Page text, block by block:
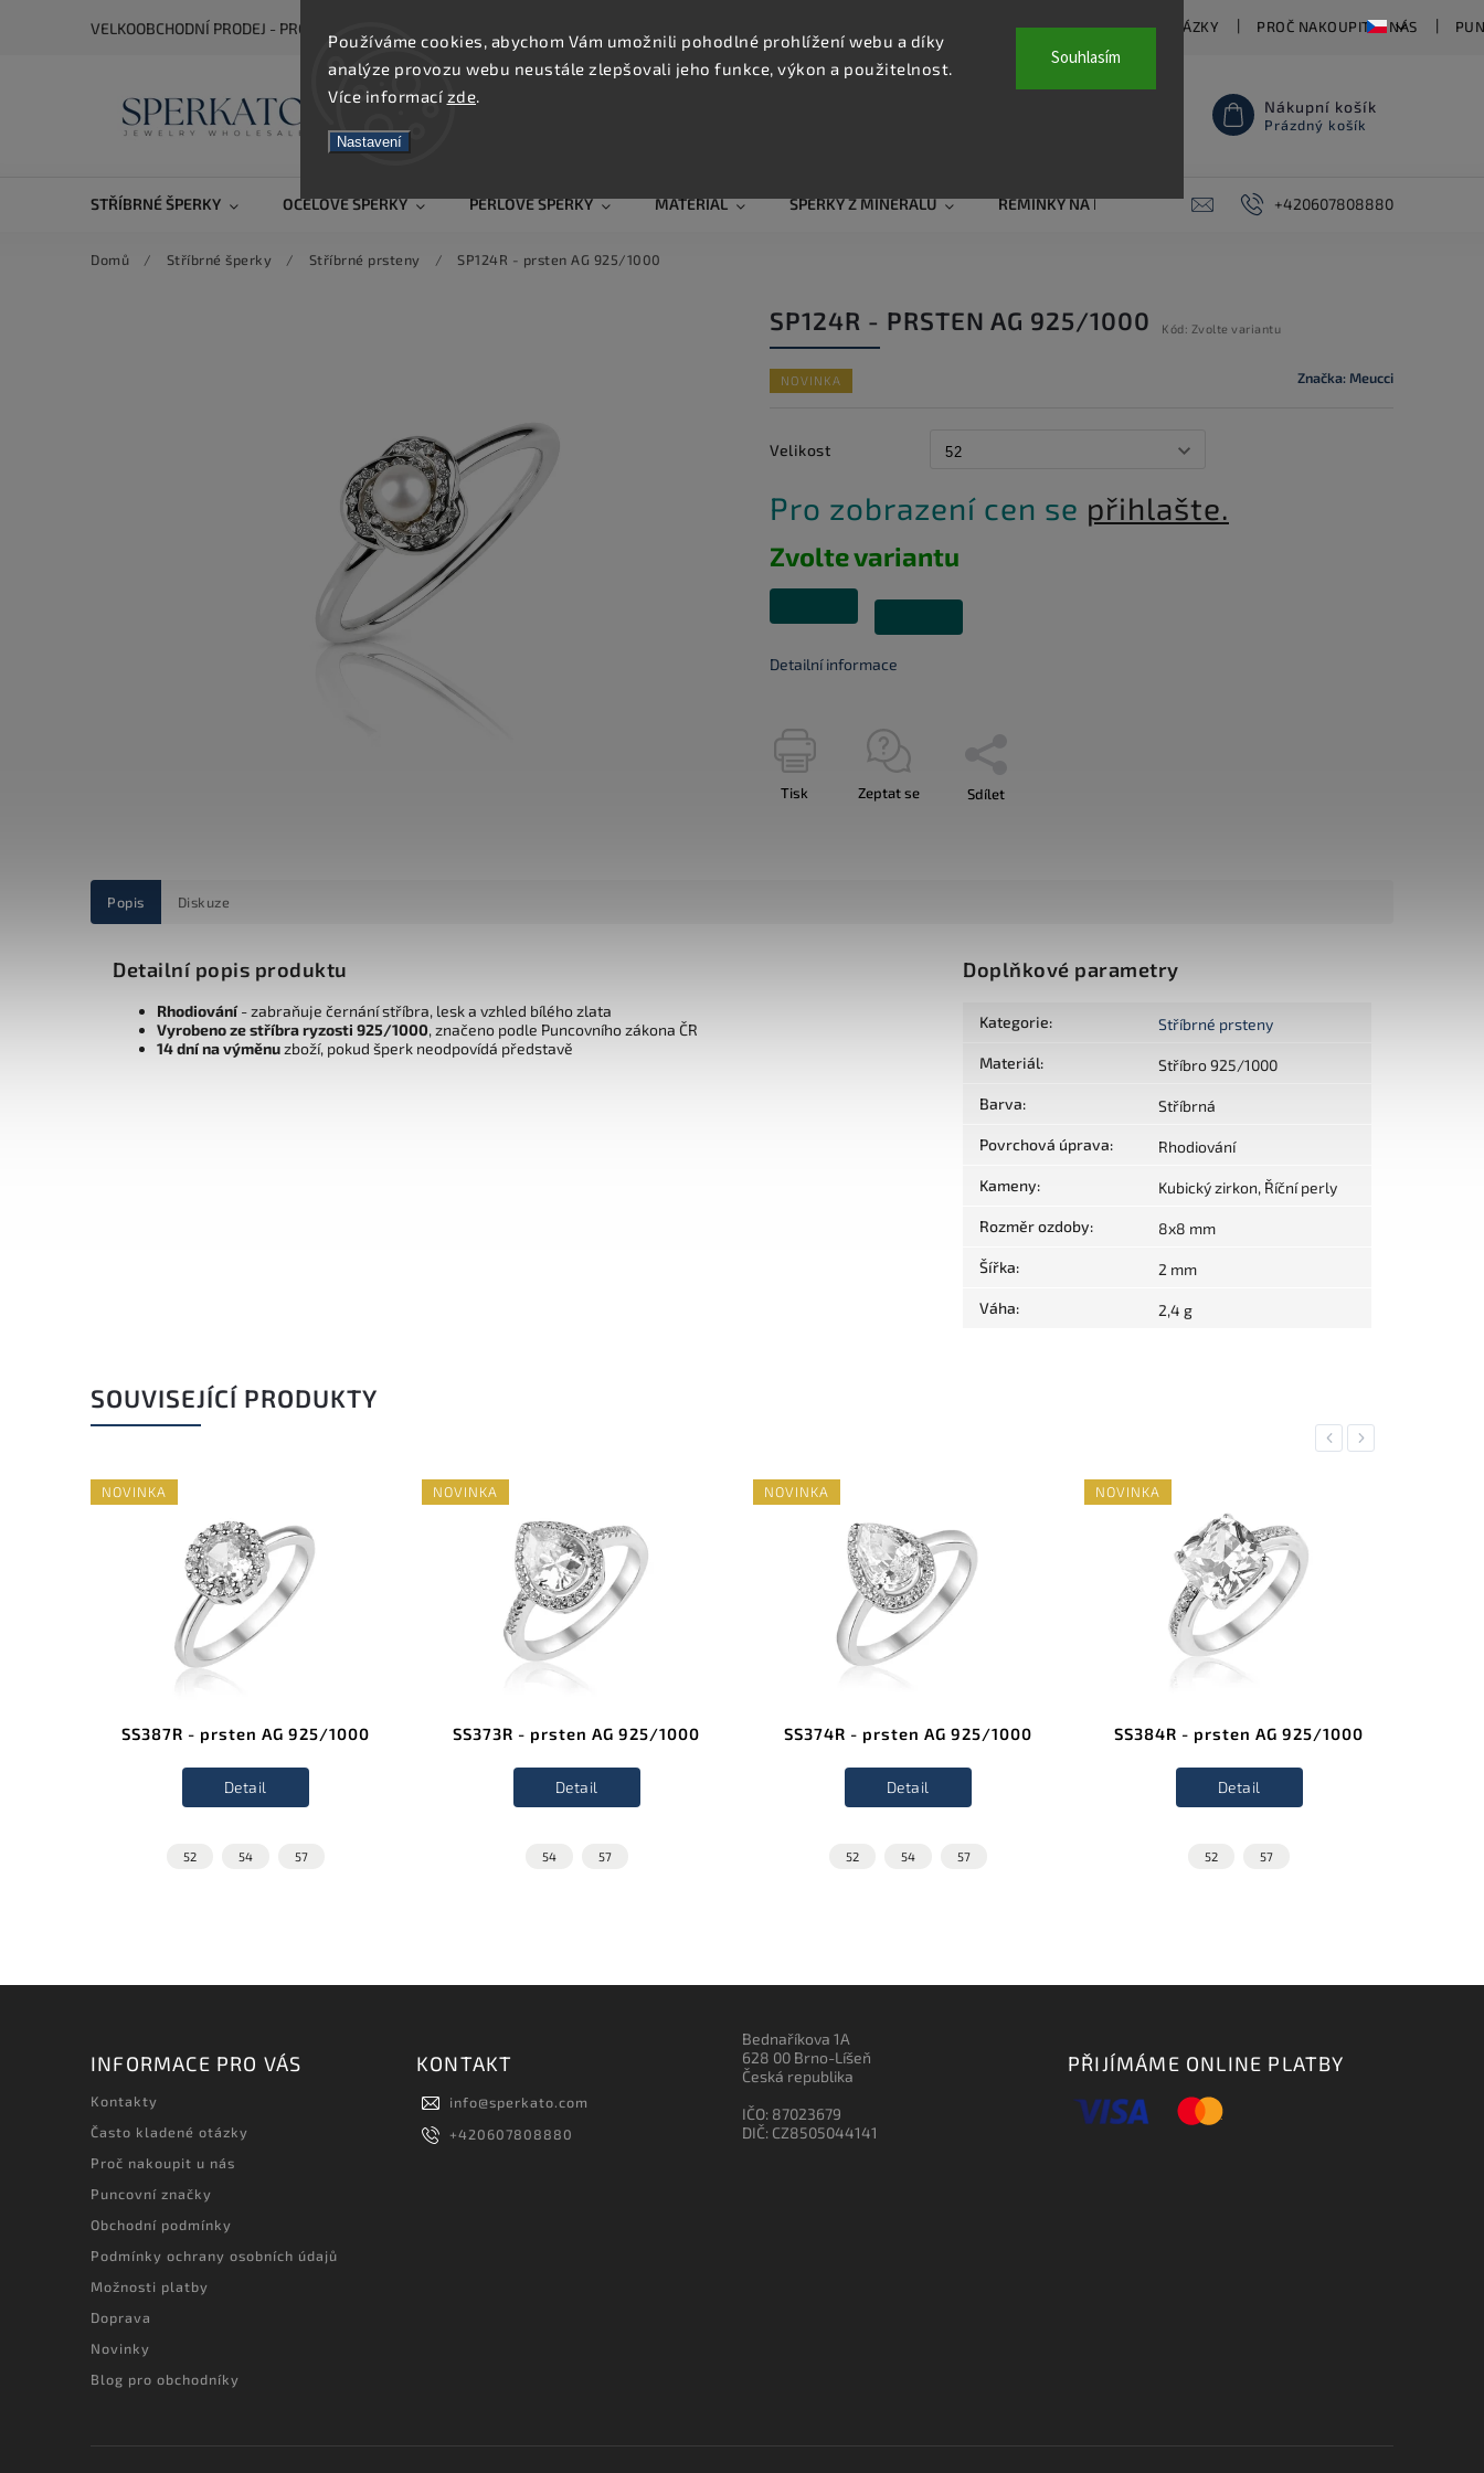
Používáme cookies, abychom Vám umožnili pohodlné prohlížení webu a díky
analýze provozu webu neustále zlepšovali jeho funkce, výkon a použitelnost.
Více informací zde.
Nastavení
Souhlasím
VELKOOBCHODNÍ PRODEJ - PRO ZOBRAZENÍ CEN SE REGISTRUJTE ČASTO KLADENÉ OTÁZKY PROČ NAKOUPIT U NÁS
Nákupní košík
Prázdný košík
STŘÍBRNÉ ŠPERKY OCELOVÉ ŠPERKY PERLOVÉ ŠPERKY MATERIÁL ŠPERKY Z MINERÁLŮ ŘEMÍNKY NA HODINKY AKCE PIERCING
+420607808880
Domů / Stříbrné šperky / Stříbrné prsteny / SP124R - prsten AG 925/1000
SP124R - PRSTEN AG 925/1000 Kód: Zvolte variantu
NOVINKA Značka: Meucci
Velikost
Pro zobrazení cen se přihlašte.
Zvolte variantu
Detailní informace
Tisk Zeptat se Sdílet
Popis Diskuze
Detailní popis produktu
Rhodiování- zabraňuje černání stříbra, lesk a vzhled bílého zlata
Vyrobeno ze stříbra ryzosti 925/1000, značeno podle Puncovního zákona ČR
14 dní na výměnuzboží, pokud šperk neodpovídá představě
Doplňkové parametry
Kategorie: Stříbrné prsteny
Materiál: Stříbro 925/1000
Barva: Stříbrná
Povrchová úprava: Rhodiování
Kameny: Kubický zirkon, Říční perly
Rozměr ozdoby: 8x8 mm
Šířka: 2 mm
Váha: 2,4 g
SOUVISEJÍCÍ PRODUKTY
Previous
NOVINKA
SS387R - prsten AG 925/1000
Detail
52 54 57
NOVINKA
SS373R - prsten AG 925/1000
Detail
54 57
NOVINKA
SS374R - prsten AG 925/1000
Detail
52 54 57
NOVINKA
SS384R - prsten AG 925/1000
Detail
52 57
Next
INFORMACE PRO VÁS
Kontakty
Často kladené otázky
Proč nakoupit u nás
Puncovní značky
Obchodní podmínky
Podmínky ochrany osobních údajů
Možnosti platby
Doprava
Novinky
Blog pro obchodníky
KONTAKT
info@sperkato.com
+420607808880
Bednaříkova 1A
628 00 Brno-Líšeň
Česká republika
IČO: 87023679
DIČ: CZ8505044141
PŘIJÍMÁME ONLINE PLATBY